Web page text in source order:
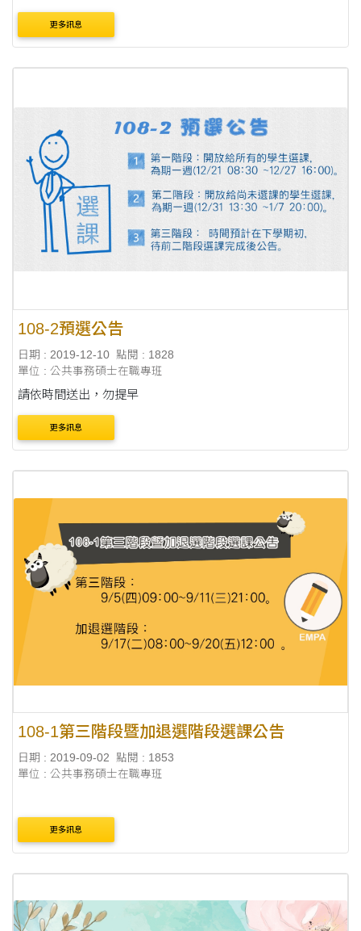
更多訊息
108-2預選公告
日期 : 2019-12-10 點閱 : 1828
單位 : 公共事務碩士在職專班
請依時間送出，勿提早
更多訊息
108-1第三階段暨加退選階段選課公告
日期 : 2019-09-02
點閱 : 1853
單位 : 公共事務碩士在職專班
更多訊息